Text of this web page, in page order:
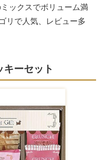
ックスでボリューム満
リで人気、レビュー多
ーセット